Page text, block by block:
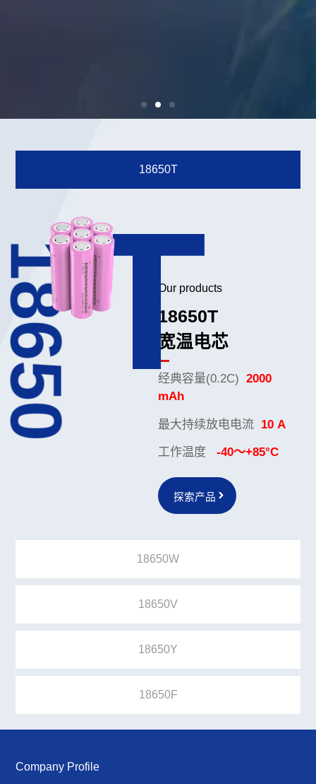
18650T
18650W
18650V
18650Y
18650F
Our products
18650T
宽温电芯
经典容量(0.2C) 2000
mAh
最大持续放电电流 10 A
工作温度 -40～+85°C
探索产品
T
Company Profile